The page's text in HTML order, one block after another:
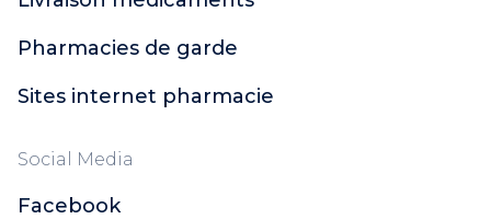
Pharmacies de garde
Sites internet pharmacie
Social Media
Facebook